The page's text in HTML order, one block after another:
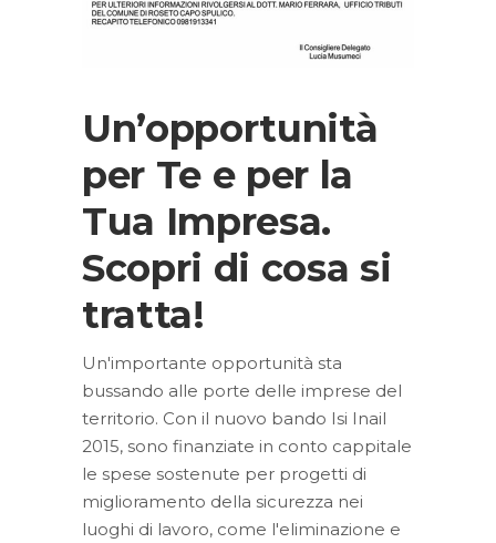
Un’opportunità
per Te e per la
Tua Impresa.
Scopri di cosa si
tratta!
Un'importante opportunità sta
bussando alle porte delle imprese del
territorio. Con il nuovo bando Isi Inail
2015, sono finanziate in conto cappitale
le spese sostenute per progetti di
miglioramento della sicurezza nei
luoghi di lavoro, come l'eliminazione e